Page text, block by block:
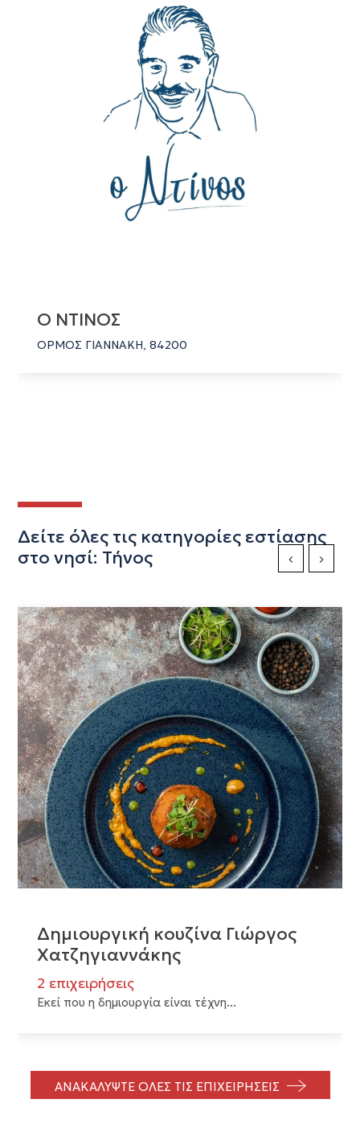
Ο ΝΤΙΝΟΣ
ΟΡΜΟΣ ΓΙΑΝΝΑΚΗ, 84200
Δείτε όλες τις κατηγορίες εστίασης
στο νησί: Τήνος
Δημιουργική κουζίνα Γιώργος
Χατζηγιαννάκης
2 επιχειρήσεις
Εκεί που η δημιουργία είναι τέχνη...
Previous Slide
Next
ΑΝΑΚΑΛΥΨΤΕ ΟΛΕΣ ΤΙΣ ΕΠΙΧΕΙΡΗΣΕΙΣ